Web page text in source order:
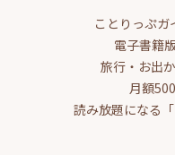
ことりっぷガ
電子書籍
旅行・お出
月額
読み放題になる